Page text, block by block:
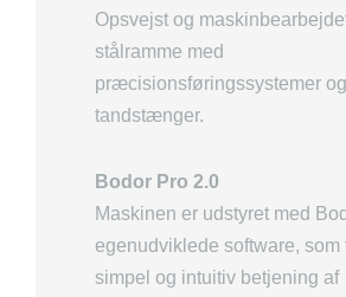
Opsvejst og
stålramme med
præcisionsføringssystemer og
tandstænger.
Bodor Pro 2.0
Maskinen er udstyret med
egenudviklede software, som
simpel og intuitiv betjening af